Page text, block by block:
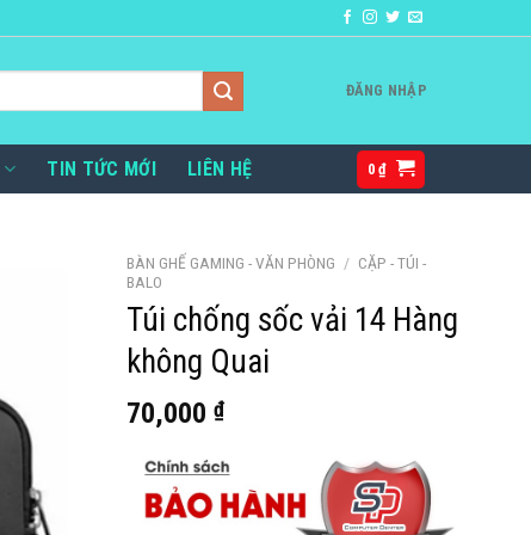
ĐĂNG NHẬP
TIN TỨC MỚI LIÊN HỆ 0₫
BÀN GHẾ GAMING - VĂN PHÒNG / CẶP - TÚI -
BALO
Túi chống sốc vải 14 Hàng
không Quai
70,000 ₫